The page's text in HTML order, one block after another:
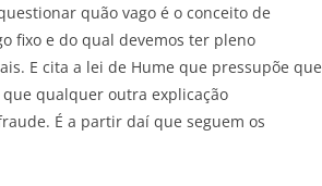
quão vago é o conceito de
fixo e do qual devemos ter pleno
E cita a lei de Hume que pressupõe que
qualquer outra explicação
É a partir daí que seguem os